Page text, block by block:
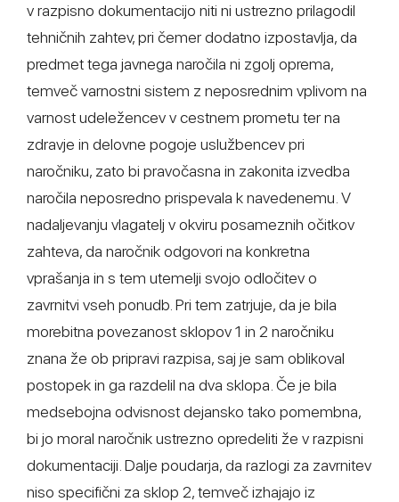
v razpisno dokumentacijo niti ni ustrezno prilagodil
tehničnih zahtev, pri čemer dodatno izpostavlja, da
predmet tega javnega naročila ni zgolj oprema,
temveč varnostni sistem z neposrednim vplivom na
varnost udeležencev v cestnem prometu ter na
zdravje in delovne pogoje uslužbencev pri
naročniku, zato bi pravočasna in zakonita izvedba
naročila neposredno prispevala k navedenemu. V
nadaljevanju vlagatelj v okviru posameznih očitkov
zahteva, da naročnik odgovori na konkretna
vprašanja in s tem utemelji svojo odločitev o
zavrnitvi vseh ponudb. Pri tem zatrjuje, da je bila
morebitna povezanost sklopov 1 in 2 naročniku
znana že ob pripravi razpisa, saj je sam oblikoval
postopek in ga razdelil na dva sklopa. Če je bila
medsebojna odvisnost dejansko tako pomembna,
bi jo moral naročnik ustrezno opredeliti že v razpisni
dokumentaciji. Dalje poudarja, da razlogi za zavrnitev
niso specifični za sklop 2, temveč izhajajo iz